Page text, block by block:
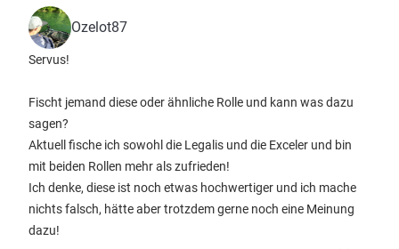
Ozelot87
Servus!
Fischt jemand diese oder ähnliche Rolle und kann was dazu
sagen?
Aktuell fische ich sowohl die Legalis und die Exceler und bin
mit beiden Rollen mehr als zufrieden!
Ich denke, diese ist noch etwas hochwertiger und ich mache
nichts falsch, hätte aber trotzdem gerne noch eine Meinung
dazu!